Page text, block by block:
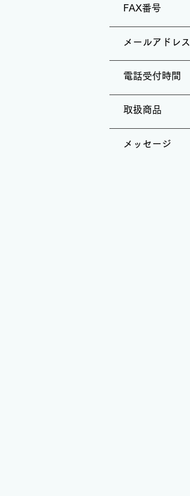
FAX番号
​メールアドレス
​電話受付時間
​取扱商品
メッセージ